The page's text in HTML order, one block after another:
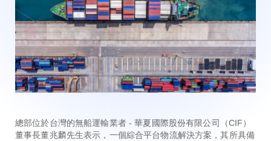
總部位於台灣的無船運輸業者 - 華夏國際股份有限公司（CIF）
董事長董兆麟先生表示，一個綜合平台物流解決方案，其所具備